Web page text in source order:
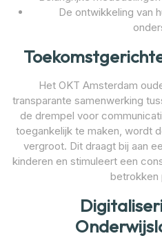
De ontwikkeling van
Het OKT Amsterdam
transparante samenwerking
de drempel voor
toegankelijk te maken, wordt
vergroot. Dit draagt bij aan
kinderen en stimuleert een
betrokken